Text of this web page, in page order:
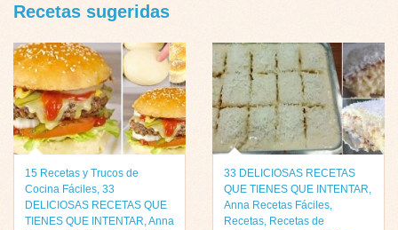
Recetas sugeridas
15 Recetas y Trucos de
Cocina Fáciles, 33
DELICIOSAS RECETAS QUE
TIENES QUE INTENTAR,Anna
33 DELICIOSAS RECETAS
QUE TIENES QUE INTENTAR,
Anna Recetas Fáciles,
Recetas, Recetas de